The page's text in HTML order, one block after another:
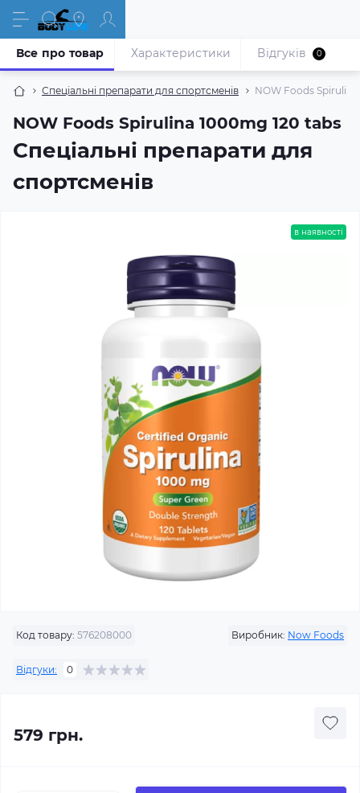
Спеціальні препарати для спортсменів NOW Foods
NOW Foods Spirulina 1000mg 120 tabs
Спеціальні препарати для
спортсменів
Все про товар Характеристики Відгуків 0
в наявності
Код товару: 576208000 Виробник: Now Foods
Відгуки: 0
579 грн.